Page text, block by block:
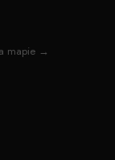
mapie →